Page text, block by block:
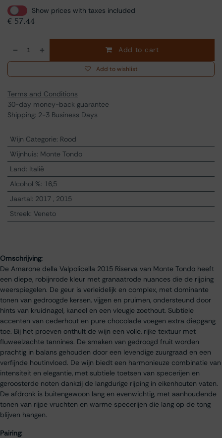
Show prices with taxes included
€ 57.44
Add to cart
Add to wishlist
Terms and Conditions
30-day money-back guarantee
Shipping: 2-3 Business Days
Wijn Categorie: Rood
Wijnhuis: Monte Tondo
Land: Italië
Alcohol %: 16,5
Jaartal: 2017, 2015
Streek: Veneto
Omschrijving:
De Amarone della Valpolicella 2015 Riserva van Monte Tondo heeft
een diepe, robijnrode kleur met granaatrode nuances die de rijping
weerspiegelen. De geur is verleidelijk en complex, met dominante
tonen van gedroogde kersen, vijgen en pruimen, ondersteund door
hints van kruidnagel, kaneel en een vleugje zoethout. Subtiele
accenten van cederhout en pure chocolade voegen extra diepgang
toe. Bij het proeven onthult de wijn een volle, rijke textuur met
fluweelzachte tannines. De smaken van gedroogd fruit worden
prachtig in balans gehouden door een levendige zuurgraad en een
verfijnde houtinvloed. De wijn biedt een harmonieuze combinatie van
intensiteit en elegantie, met subtiele toetsen van specerijen en
geroosterde noten dankzij de langdurige rijping in eikenhouten vaten.
De afdronk is buitengewoon lang en evenwichtig, met aanhoudende
tonen van rijpe vruchten en warme specerijen die lang op de tong
blijven hangen.
Pairing: